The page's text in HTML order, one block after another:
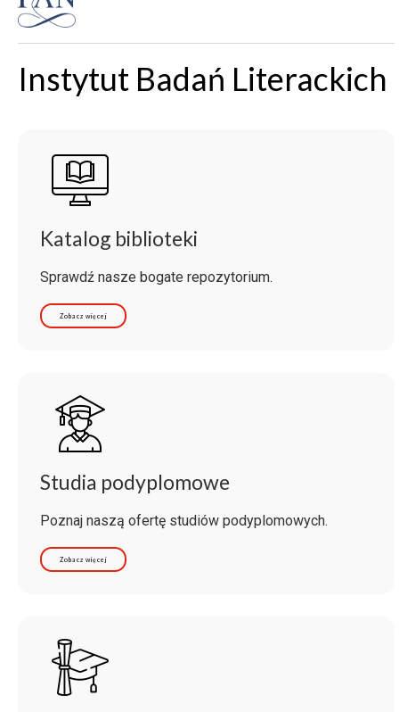
Instytut Badań Literackich
Katalog biblioteki
Sprawdź nasze bogate repozytorium.
Zobacz więcej
Studia podyplomowe
Poznaj naszą ofertę studiów podyplomowych.
Zobacz więcej